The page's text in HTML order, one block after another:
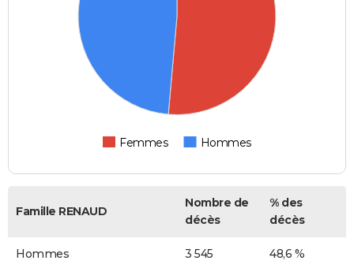
Femmes Hommes
Famille RENAUD
Nombre de
décès
% des
décès
Hommes 3 545 48,6 %